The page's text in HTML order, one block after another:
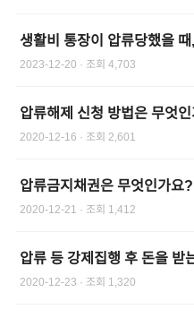
생활비 통장이 압류당했을
2023-12-20 · 조회 4,703
압류해제 신청 방법은 무엇
2020-12-16 · 조회 2,601
압류금지채권은 무엇인가요?
2020-12-21 · 조회 1,412
압류 등 강제집행 후 돈을 받
2020-12-23 · 조회 1,320